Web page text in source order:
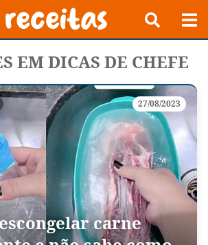
EM DICAS DE CHEFE
27/08/2023
carne